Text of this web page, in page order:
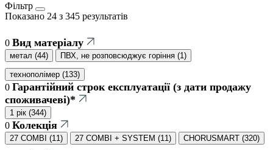
Фільтр
Показано 24 з 345 результатів
0 Вид матеріалу
метал (44) ПВХ, не розповсюджує горіння (1)
технополімер (133)
0 Гарантійний строк експлуатації (з дати продажу
споживачеві)*
1 рік (344)
0 Колекція
27 COMBI (11) 27 COMBI + SYSTEM (11) CHORUSMART (320)